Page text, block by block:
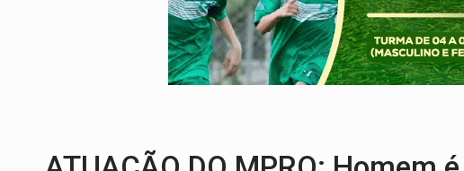
Publicação Legal:CONVOCAÇÃO DAS ELEIÇÕES:
RO EMPREENDEDORA:2ª edição da feira começa